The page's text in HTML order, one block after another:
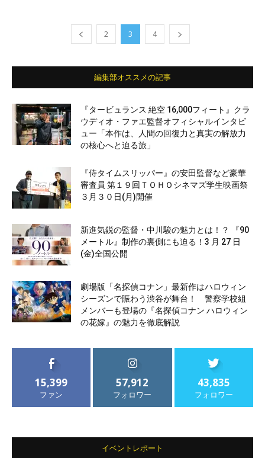
2 3 4
編集部オススメの記事
『タービュランス 絶空 16,000フィート』クラ
ウディオ・ファエ監督オフィシャルインタビ
ュー「本作は、人間の回復力と真実の解放力
の核心へと迫る旅」
『侍タイムスリッパー』の安田監督など豪華
審査員 第１９回ＴＯＨＯシネマズ学生映画祭
３月３０日(月)開催
新進気鋭の監督・中川駿の魅力とは！？ 『90
メートル』制作の裏側にも迫る！3 月 27 日
(金)全国公開
劇場版「名探偵コナン」最新作はハロウィン
シーズンで賑わう渋谷が舞台！ 警察学校組
メンバーも登場の『名探偵コナン ハロウィン
の花嫁』の魅力を徹底解説
15,399
ファン
57,912
フォロワー
43,835
フォロワー
イベントレポート